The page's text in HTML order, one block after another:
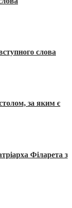
слова
за яким є
Філарета з